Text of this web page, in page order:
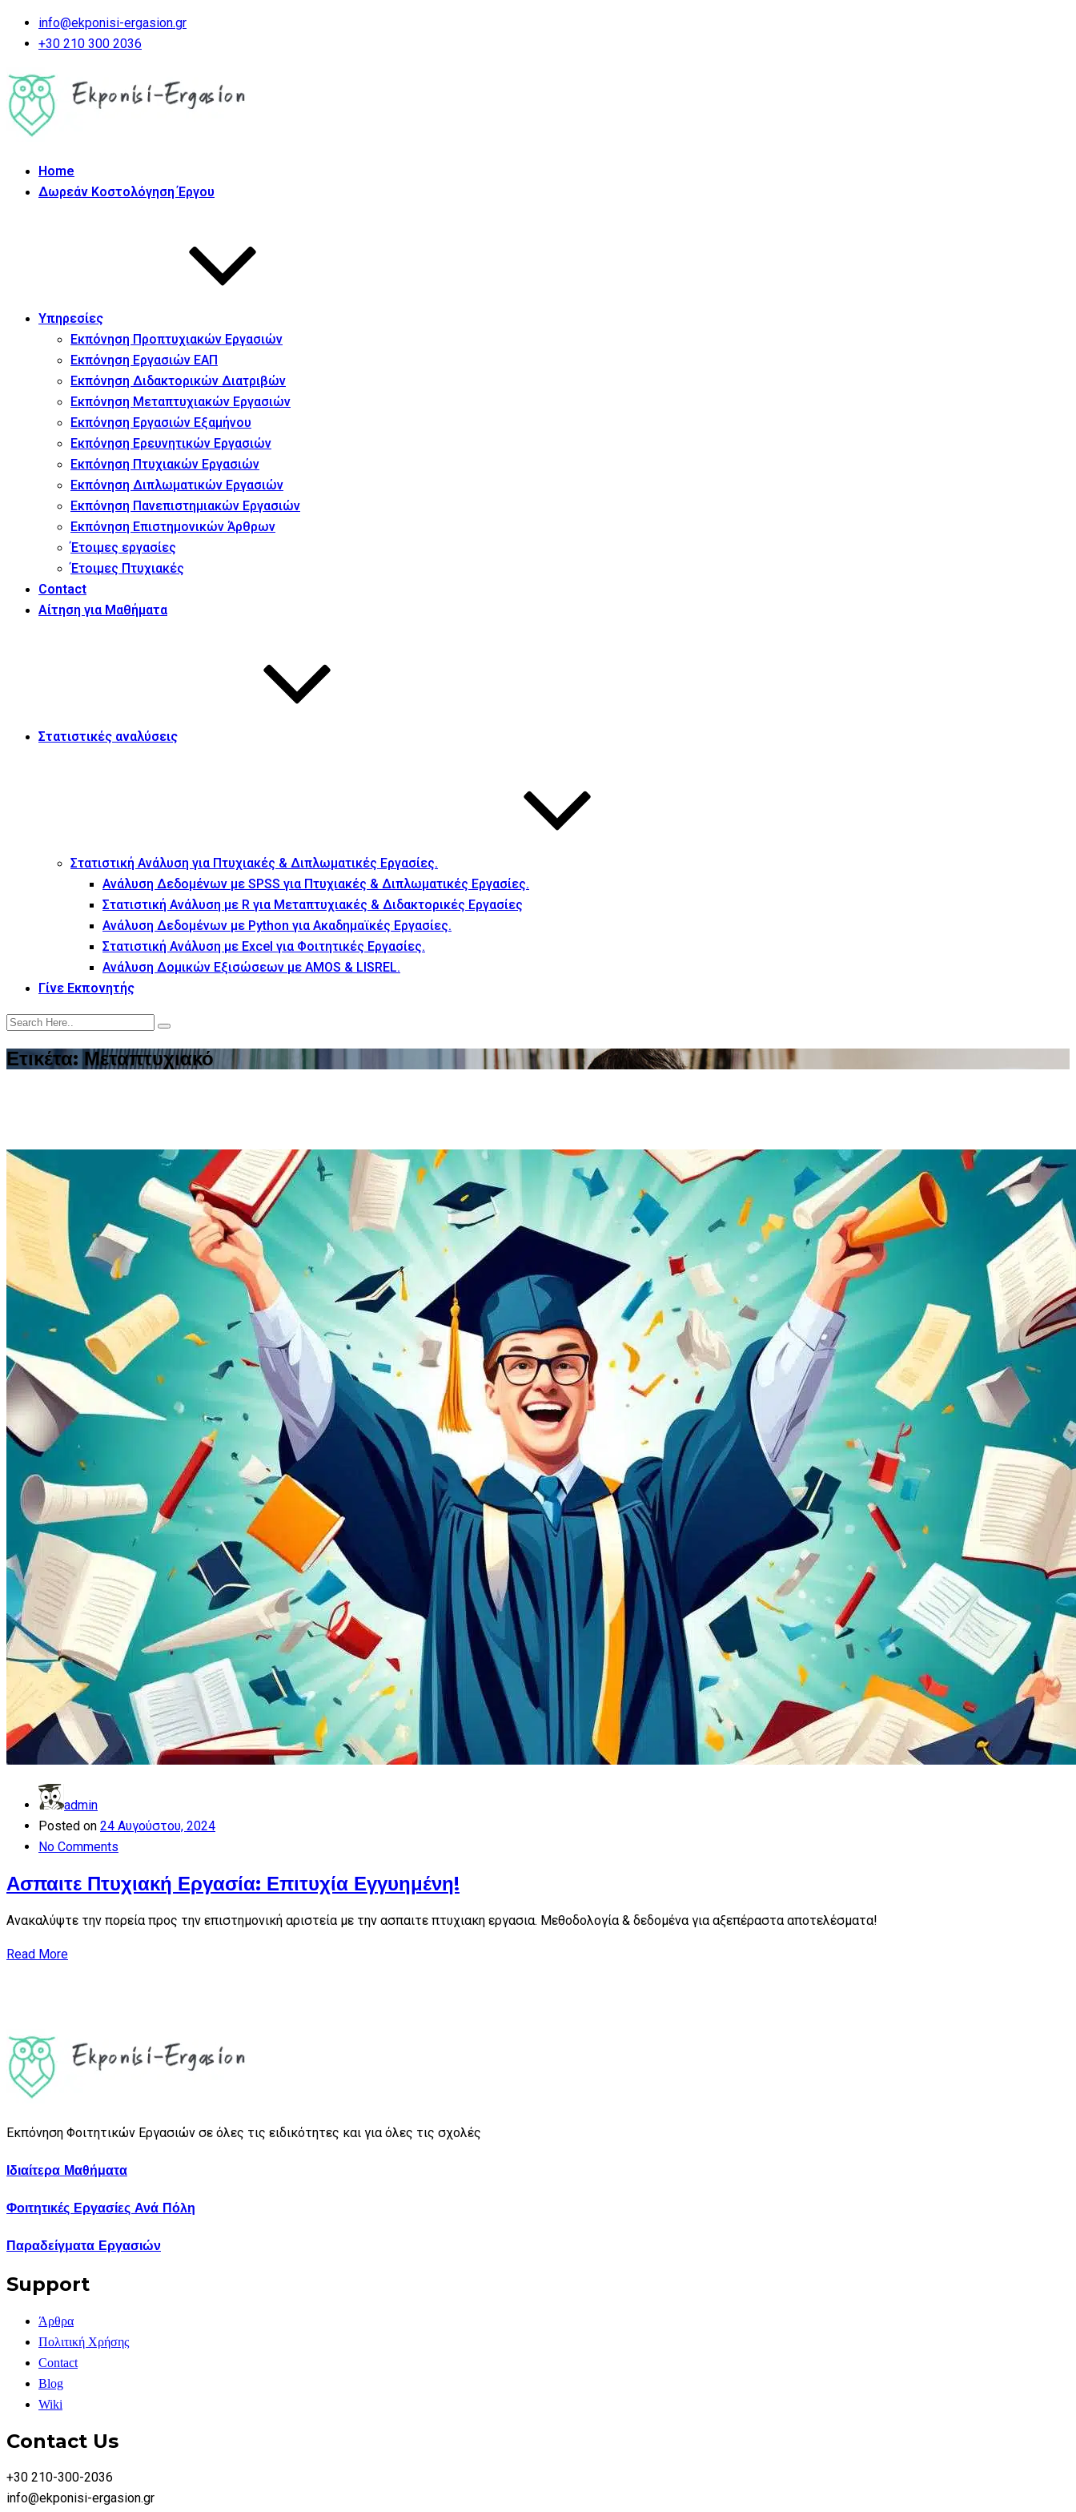
info@ekponisi-ergasion.gr
+30 210 300 2036
Home
Δωρεάν Κοστολόγηση Έργου
Υπηρεσίες
Εκπόνηση Προπτυχιακών Εργασιών
Εκπόνηση Εργασιών ΕΑΠ
Εκπόνηση Διδακτορικών Διατριβών
Εκπόνηση Μεταπτυχιακών Εργασιών
Εκπόνηση Εργασιών Εξαμήνου
Εκπόνηση Ερευνητικών Εργασιών
Εκπόνηση Πτυχιακών Εργασιών
Εκπόνηση Διπλωματικών Εργασιών
Εκπόνηση Πανεπιστημιακών Εργασιών
Εκπόνηση Επιστημονικών Άρθρων
Έτοιμες εργασίες
Έτοιμες Πτυχιακές
Contact
Αίτηση για Μαθήματα
Στατιστικές αναλύσεις
Στατιστική Ανάλυση για Πτυχιακές & Διπλωματικές Εργασίες.
Ανάλυση Δεδομένων με SPSS για Πτυχιακές & Διπλωματικές Εργασίες.
Στατιστική Ανάλυση με R για Μεταπτυχιακές & Διδακτορικές Εργασίες
Ανάλυση Δεδομένων με Python για Ακαδημαϊκές Εργασίες.
Στατιστική Ανάλυση με Excel για Φοιτητικές Εργασίες.
Ανάλυση Δομικών Εξισώσεων με AMOS & LISREL.
Γίνε Εκπονητής
Ετικέτα: Μεταπτυχιακό
admin
Posted on 24 Αυγούστου, 2024
No Comments
Ασπαιτε Πτυχιακή Εργασία: Επιτυχία Εγγυημένη!
Ανακαλύψτε την πορεία προς την επιστημονική αριστεία με την ασπαιτε πτυχιακη εργασια. Μεθοδολογία & δεδομένα για αξεπέραστα αποτελέσματα!
Read More
Εκπόνηση Φοιτητικών Εργασιών σε όλες τις ειδικότητες και για όλες τις σχολές
Ιδιαίτερα Μαθήματα
Φοιτητικές Εργασίες Ανά Πόλη
Παραδείγματα Εργασιών
Support
Άρθρα
Πολιτική Χρήσης
Contact
Blog
Wiki
Contact Us
+30 210-300-2036
info@ekponisi-ergasion.gr